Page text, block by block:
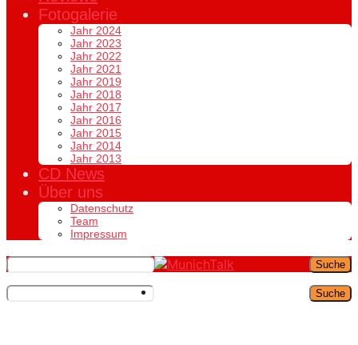
Fotogalerie
Jahr 2024
Jahr 2023
Jahr 2022
Jahr 2021
Jahr 2019
Jahr 2018
Jahr 2017
Jahr 2016
Jahr 2015
Jahr 2014
Jahr 2013
CD News
Über uns
Datenschutz
Team
Impressum
Suche
Suche